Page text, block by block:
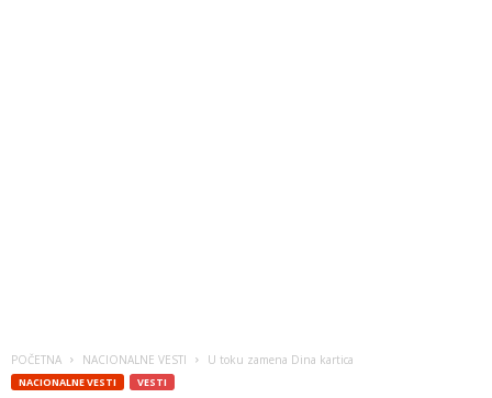
POČETNA NACIONALNE VESTI U toku zamena Dina kartica
NACIONALNE VESTI VESTI